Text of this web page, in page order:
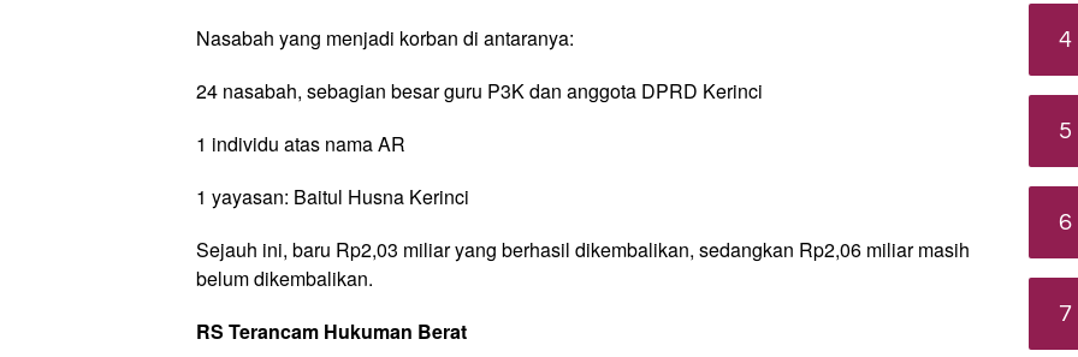
Nasabah yang menjadi korban di antaranya:
24 nasabah, sebagian besar guru P3K dan anggota DPRD Kerinci
1 individu atas nama AR
1 yayasan: Baitul Husna Kerinci
Sejauh ini, baru Rp2,03 miliar yang berhasil dikembalikan, sedangkan Rp2,06 miliar masih
belum dikembalikan.
RS Terancam Hukuman Berat
4
5
6
7